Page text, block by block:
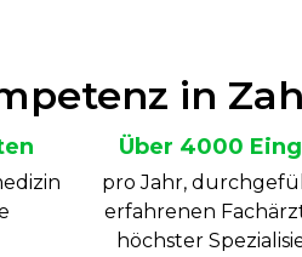
in
Über 4000
pro Jahr,
erfahrenen
höchster